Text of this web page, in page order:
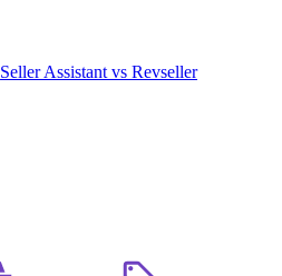
Seller Assistant vs Revseller